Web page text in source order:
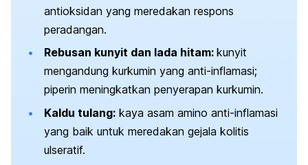
antioksidan yang meredakan respons
peradangan.
Rebusan kunyit dan lada hitam: kunyit
mengandung kurkumin yang anti-inflamasi;
piperin meningkatkan penyerapan kurkumin.
Kaldu tulang: kaya asam amino anti-inflamasi
yang baik untuk meredakan gejala kolitis
ulseratif.